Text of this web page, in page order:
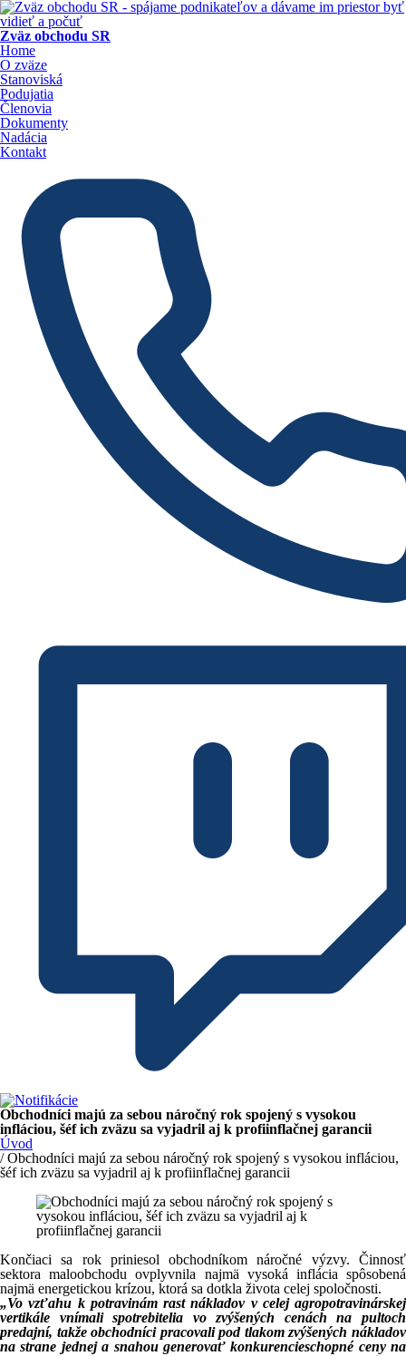
Zväz obchodu SR
Home
O zväze
Stanoviská
Podujatia
Členovia
Dokumenty
Nadácia
Kontakt
Obchodníci majú za sebou náročný rok spojený s vysokou
infláciou, šéf ich zväzu sa vyjadril aj k profiinflačnej garancii
Úvod
/ Obchodníci majú za sebou náročný rok spojený s vysokou infláciou,
šéf ich zväzu sa vyjadril aj k profiinflačnej garancii
Končiaci sa rok priniesol obchodníkom náročné výzvy. Činnosť
sektora maloobchodu ovplyvnila najmä vysoká inflácia spôsobená
najmä energetickou krízou, ktorá sa dotkla života celej spoločnosti.
„Vo vzťahu k potravinám rast nákladov v celej agropotravinárskej
vertikále vnímali spotrebitelia vo zvýšených cenách na pultoch
predajní, takže obchodníci pracovali pod tlakom zvýšených nákladov
na strane jednej a snahou generovať konkurencieschopné ceny na